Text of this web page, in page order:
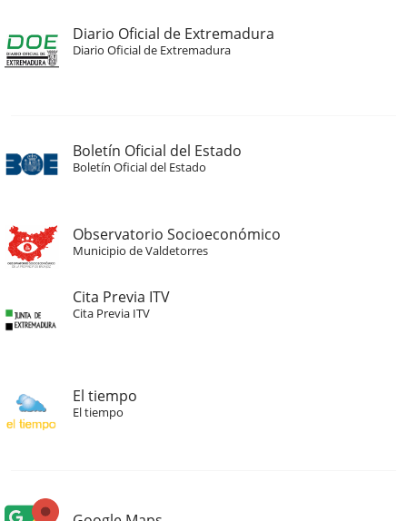
Diario Oficial de Extremadura
Diario Oficial de Extremadura
Boletín Oficial del Estado
Boletín Oficial del Estado
Observatorio Socioeconómico
Municipio de Valdetorres
Cita Previa ITV
Cita Previa ITV
El tiempo
El tiempo